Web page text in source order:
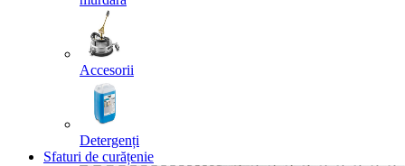
Accesorii
Detergenți
Sfaturi de curățenie